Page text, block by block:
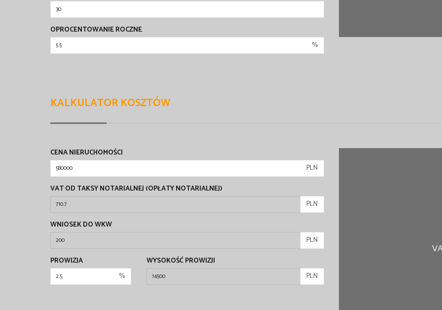
OPROCENTOWANIE ROCZNE
%
KALKULATOR KOSZTÓW
CENA NIERUCHOMOŚCI
PLN
VAT OD TAKSY NOTARIALNEJ (OPŁATY NOTARIALNEJ)
PLN
WNIOSEK DO WKW
PLN
PROWIZJA
%
WYSOKOŚĆ PROWIZJI
PLN